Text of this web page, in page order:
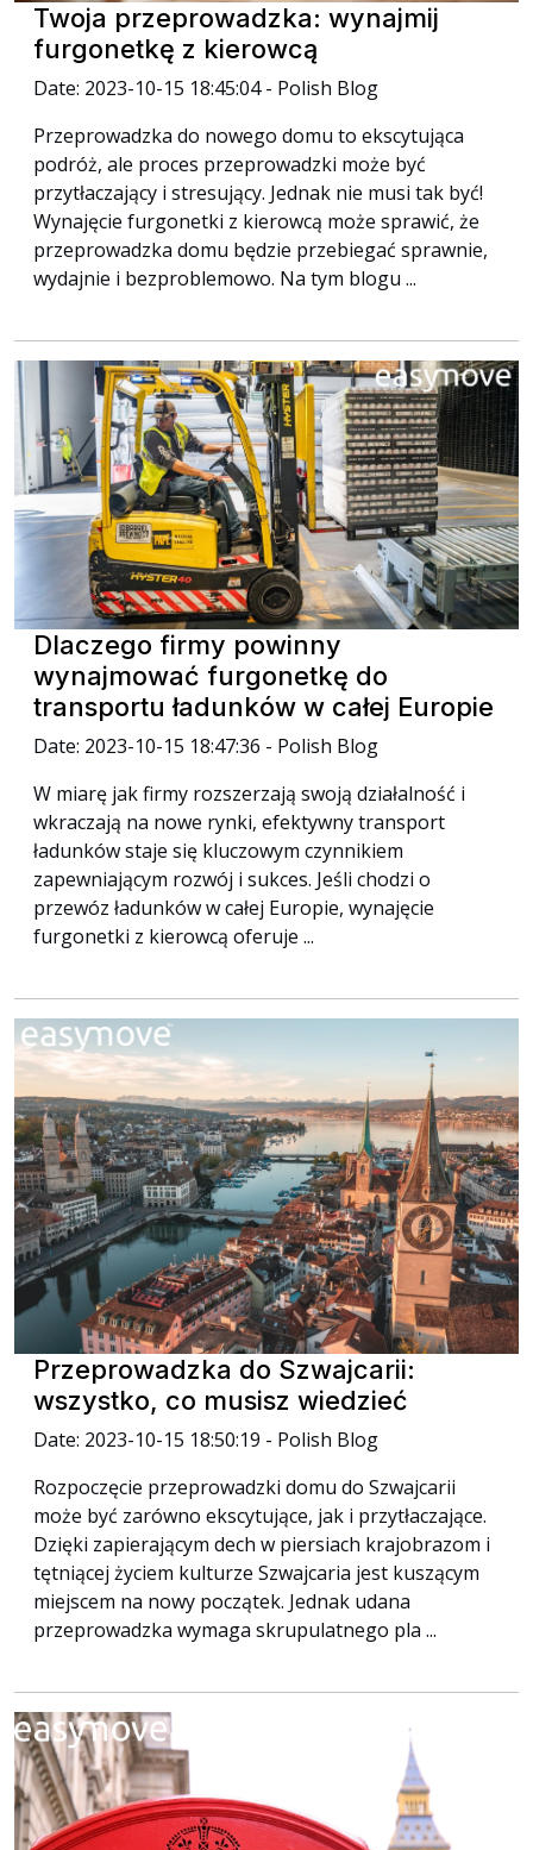
Twoja przeprowadzka: wynajmij
furgonetkę z kierowcą
Date: 2023-10-15 18:45:04 - Polish Blog
Przeprowadzka do nowego domu to ekscytująca
podróż, ale proces przeprowadzki może być
przytłaczający i stresujący. Jednak nie musi tak być!
Wynajęcie furgonetki z kierowcą może sprawić, że
przeprowadzka domu będzie przebiegać sprawnie,
wydajnie i bezproblemowo. Na tym blogu ...
Dlaczego firmy powinny
wynajmować furgonetkę do
transportu ładunków w całej Europie
Date: 2023-10-15 18:47:36 - Polish Blog
W miarę jak firmy rozszerzają swoją działalność i
wkraczają na nowe rynki, efektywny transport
ładunków staje się kluczowym czynnikiem
zapewniającym rozwój i sukces. Jeśli chodzi o
przewóz ładunków w całej Europie, wynajęcie
furgonetki z kierowcą oferuje ...
Przeprowadzka do Szwajcarii:
wszystko, co musisz wiedzieć
Date: 2023-10-15 18:50:19 - Polish Blog
Rozpoczęcie przeprowadzki domu do Szwajcarii
może być zarówno ekscytujące, jak i przytłaczające.
Dzięki zapierającym dech w piersiach krajobrazom i
tętniącej życiem kulturze Szwajcaria jest kuszącym
miejscem na nowy początek. Jednak udana
przeprowadzka wymaga skrupulatnego pla ...